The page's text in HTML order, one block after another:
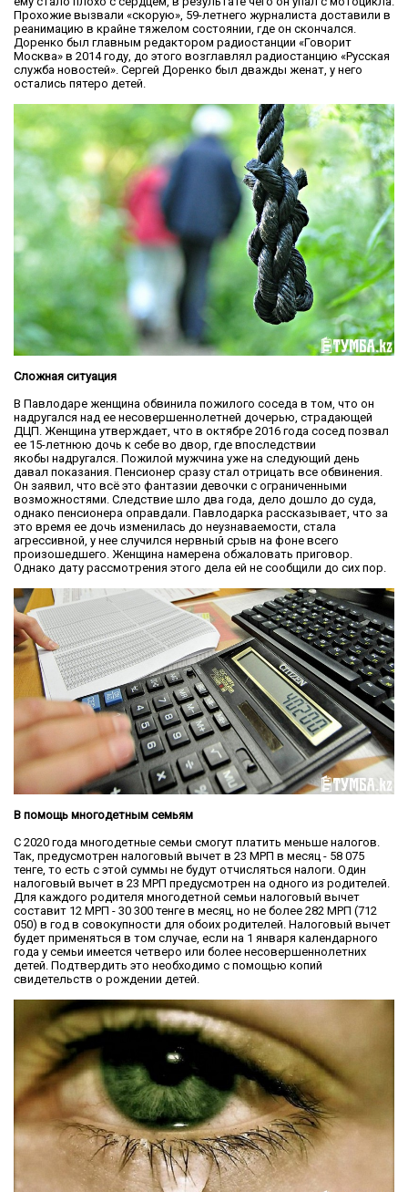
Прохожие вызвали «скорую», 59-летнего журналиста доставили в
реанимацию в крайне тяжелом состоянии, где он скончался.
Доренко был главным редактором радиостанции «Говорит
Москва» в 2014 году, до этого возглавлял радиостанцию «Русская
служба новостей». Сергей Доренко был дважды женат, у него
остались пятеро детей.
Сложная ситуация
В Павлодаре женщина обвинила пожилого соседа в том, что он
надругался над ее несовершеннолетней дочерью, страдающей
ДЦП. Женщина утверждает, что в октябре 2016 года сосед позвал
ее 15-летнюю дочь к себе во двор, где впоследствии
якобы надругался. Пожилой мужчина уже на следующий день
давал показания. Пенсионер сразу стал отрицать все обвинения.
Он заявил, что всё это фантазии девочки с ограниченными
возможностями. Следствие шло два года, дело дошло до суда,
однако пенсионера оправдали. Павлодарка рассказывает, что за
это время ее дочь изменилась до неузнаваемости, стала
агрессивной, у нее случился нервный срыв на фоне всего
произошедшего. Женщина намерена обжаловать приговор.
Однако дату рассмотрения этого дела ей не сообщили до сих пор.
В помощь многодетным семьям
С 2020 года многодетные семьи смогут платить меньше налогов.
Так, предусмотрен налоговый вычет в 23 МРП в месяц - 58 075
тенге, то есть с этой суммы не будут отчисляться налоги. Один
налоговый вычет в 23 МРП предусмотрен на одного из родителей.
Для каждого родителя многодетной семьи налоговый вычет
составит 12 МРП - 30 300 тенге в месяц, но не более 282 МРП (712
050) в год в совокупности для обоих родителей. Налоговый вычет
будет применяться в том случае, если на 1 января календарного
года у семьи имеется четверо или более несовершеннолетних
детей. Подтвердить это необходимо с помощью копий
свидетельств о рождении детей.